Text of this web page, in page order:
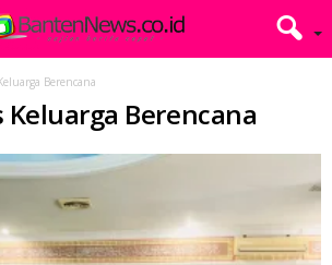
Berencana
Keluarga Berencana